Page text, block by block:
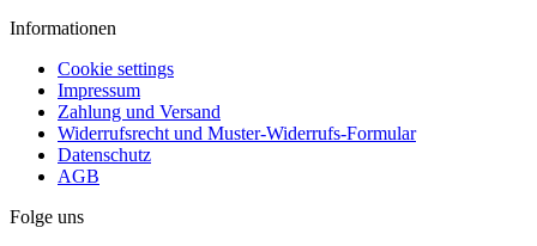
Informationen
Cookie settings
Impressum
Zahlung und Versand
Widerrufsrecht und Muster-Widerrufs-Formular
Datenschutz
AGB
Folge uns